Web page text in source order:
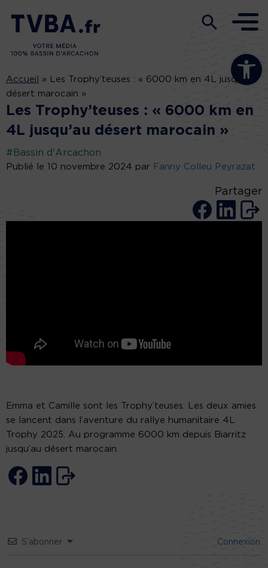
Ouvrir la
Accueil »
Les Trophy’teuses : « 6000 km en 4L jusqu’au
désert marocain »
Les Trophy’teuses : « 6000 km en
4L jusqu’au désert marocain »
#Bassin d'Arcachon
Publié le 10 novembre 2024 par Fanny Colleu Peyrazat
Partager
Emma et Camille sont les Trophy’teuses. Les deux amies
se lancent dans l’aventure du rallye humanitaire 4L
Trophy 2025. Au programme 6000 km depuis Biarritz
jusqu’au désert marocain.
S’abonner Connexion